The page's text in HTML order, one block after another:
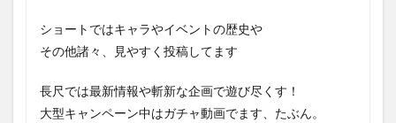
ショートではキャラやイベントの歴史や
その他諸々、見やすく投稿してます
長尺では最新情報や斬新な企画で遊び尽くす！
大型キャンペーン中はガチャ動画でます、たぶん。